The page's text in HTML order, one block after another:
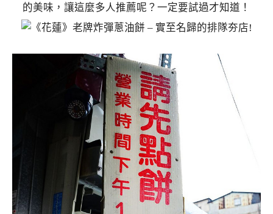
的美味，讓這麼多人推薦呢？一定要試過才知道！